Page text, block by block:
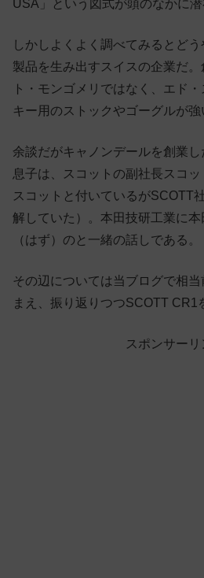
USA」という図式が頭のなかに潜
しかしよくよく調べてみるとど
製品を生み出すスイスの企業だ
ト・モンゴメリではなく、エド
キー用のストックやゴーグルが強
余談だがキャノンデールを創業
息子は、スコットの副社長スコ
スコットと付いているがSCOTT
解していた）。本田技研工業に
（はず）のと一緒の話しである。
その辺については当ブログで相
まえ、振り返りつつSCOTT CR1
スポンサーリ